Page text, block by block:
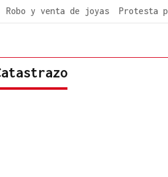
Robo y venta de joyas Protesta